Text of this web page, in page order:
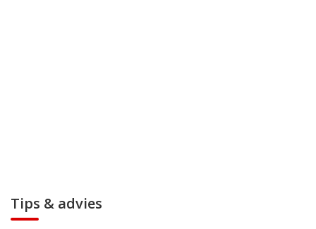
Tips & advies